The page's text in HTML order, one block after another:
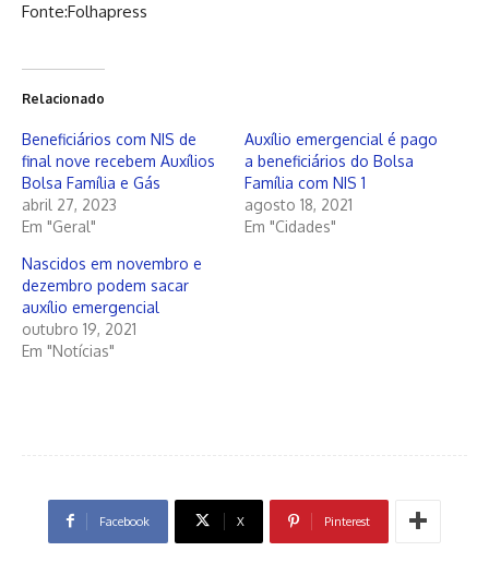
Fonte:Folhapress
Relacionado
Beneficiários com NIS de
final nove recebem Auxílios
Bolsa Família e Gás
abril 27, 2023
Em "Geral"
Auxílio emergencial é pago
a beneficiários do Bolsa
Família com NIS 1
agosto 18, 2021
Em "Cidades"
Nascidos em novembro e
dezembro podem sacar
auxílio emergencial
outubro 19, 2021
Em "Notícias"
Facebook X Pinterest